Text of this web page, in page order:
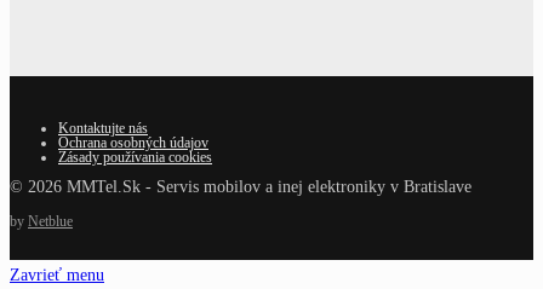
Kontaktujte nás
Ochrana osobných údajov
Zásady používania cookies
© 2026 MMTel.Sk - Servis mobilov a inej elektroniky v Bratislave
by Netblue
Zavrieť menu